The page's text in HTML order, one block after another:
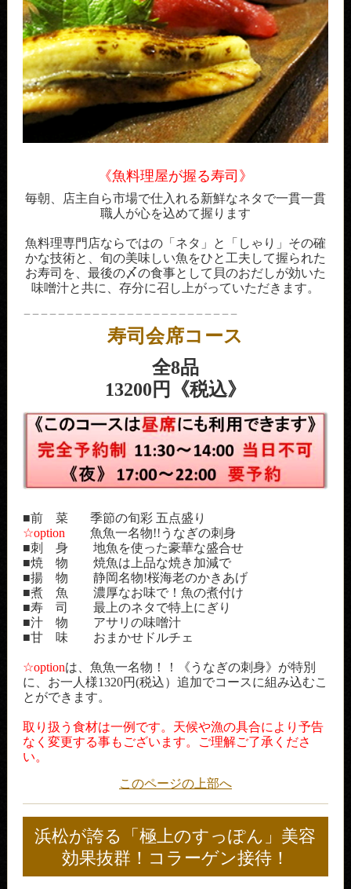
《魚料理屋が握る寿司》
毎朝、店主自ら市場で仕入れる新鮮なネタで一貫一貫
職人が心を込めて握ります
魚料理専門店ならではの「ネタ」と「しゃり」その確
かな技術と、旬の美味しい魚をひと工夫して握られた
お寿司を、最後の〆の食事として貝のおだしが効いた
味噌汁と共に、存分に召し上がっていただきます。
寿司会席コース
全8品
13200円《税込》
■前 菜 季節の旬彩 五点盛り
☆option 魚魚一名物!!うなぎの刺身
■刺 身 地魚を使った豪華な盛合せ
■焼 物 焼魚は上品な焼き加減で
■揚 物 静岡名物!桜海老のかきあげ
■煮 魚 濃厚なお味で！魚の煮付け
■寿 司 最上のネタで特上にぎり
■汁 物 アサリの味噌汁
■甘 味 おまかせドルチェ
☆optionは、魚魚一名物！！《うなぎの刺身》が特別
に、お一人様1320円(税込）追加でコースに組み込むこ
とができます。
取り扱う食材は一例です。天候や漁の具合により予告
なく変更する事もございます。ご理解ご了承くださ
い。
このページの上部へ
浜松が誇る「極上のすっぽん」美容
効果抜群！コラーゲン接待！